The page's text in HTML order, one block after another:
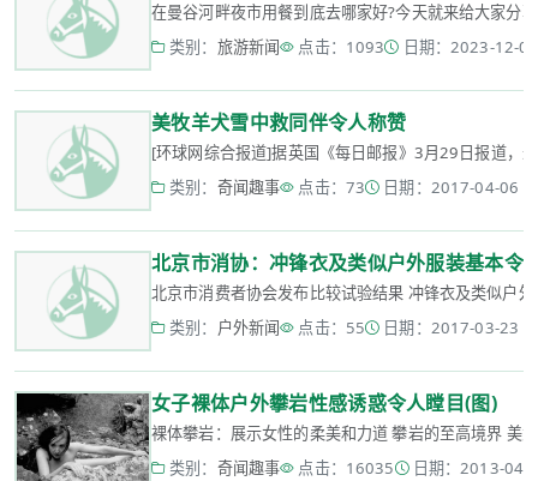
在曼谷河畔夜市用餐到底去哪家好?今天就来给大家分
类别： 旅游新闻 点击：1093 日期：2023-12-
美牧羊犬雪中救同伴令人称赞
[环球网综合报道]据英国《每日邮报》3月29日报道，
类别： 奇闻趣事 点击：73 日期：2017-04-06
北京市消协：冲锋衣及类似户外服装基本令
北京市消费者协会发布比较试验结果 冲锋衣及类似户
类别： 户外新闻 点击：55 日期：2017-03-23
女子裸体户外攀岩性感诱惑令人瞠目(图)
裸体攀岩：展示女性的柔美和力道 攀岩的至高境界 美
类别： 奇闻趣事 点击：16035 日期：2013-04-